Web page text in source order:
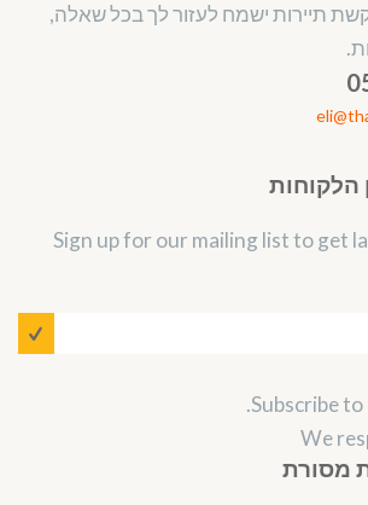
תיירות ישמח לעזור לך בכל שאלה,
הלקוחות
Sign up for our mailing list to get
We
מסורת